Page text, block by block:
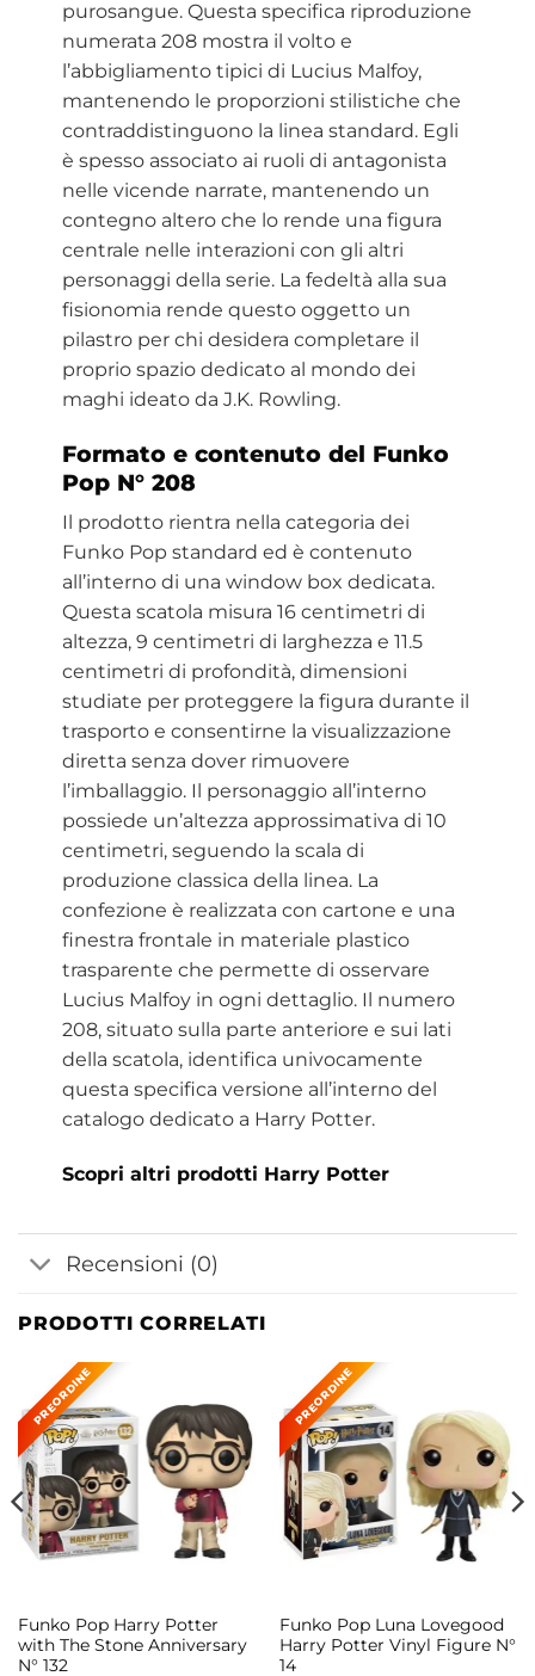
purosangue. Questa specifica riproduzione
numerata 208 mostra il volto e
l’abbigliamento tipici di Lucius Malfoy,
mantenendo le proporzioni stilistiche che
contraddistinguono la linea standard. Egli
è spesso associato ai ruoli di antagonista
nelle vicende narrate, mantenendo un
contegno altero che lo rende una figura
centrale nelle interazioni con gli altri
personaggi della serie. La fedeltà alla sua
fisionomia rende questo oggetto un
pilastro per chi desidera completare il
proprio spazio dedicato al mondo dei
maghi ideato da J.K. Rowling.
Formato e contenuto del Funko
Pop N° 208
Il prodotto rientra nella categoria dei
Funko Pop standard ed è contenuto
all’interno di una window box dedicata.
Questa scatola misura 16 centimetri di
altezza, 9 centimetri di larghezza e 11.5
centimetri di profondità, dimensioni
studiate per proteggere la figura durante il
trasporto e consentirne la visualizzazione
diretta senza dover rimuovere
l’imballaggio. Il personaggio all’interno
possiede un’altezza approssimativa di 10
centimetri, seguendo la scala di
produzione classica della linea. La
confezione è realizzata con cartone e una
finestra frontale in materiale plastico
trasparente che permette di osservare
Lucius Malfoy in ogni dettaglio. Il numero
208, situato sulla parte anteriore e sui lati
della scatola, identifica univocamente
questa specifica versione all’interno del
catalogo dedicato a Harry Potter.
Scopri altri prodotti Harry Potter
Recensioni (0)
PRODOTTI CORRELATI
Funko Pop Harry Potter
with The Stone Anniversary
N° 132
Funko Pop Luna Lovegood
Harry Potter Vinyl Figure N°
14